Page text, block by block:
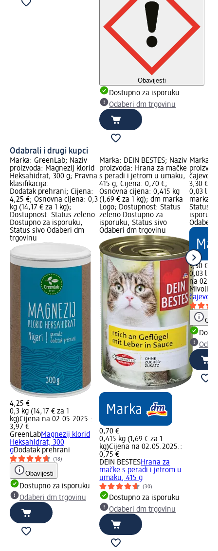
Obavijesti
Dostupno za isporuku
Odaberi dm trgovinu
Odabrali i drugi kupci
Marka: GreenLab; Naziv
proizvoda: Magnezij klorid
Heksahidrat, 300 g; Pravna
klasifikacija:
Dodatak prehrani; Cijena:
4,25 €; Osnovna cijena: 0,3
kg (14,17 € za 1 kg);
Dostupnost: Status zeleno
Dostupno za isporuku,
Status sivo Odaberi dm
trgovinu
4,25 €
0,3 kg (14,17 € za 1
kg)Cijena na 02.05.2025.:
3,97 €
GreenLabMagnezij klorid
Heksahidrat, 300
gDodatak prehrani
(18)
Obavijesti
Dostupno za isporuku
Odaberi dm trgovinu
Marka: DEIN BESTES; Naziv
proizvoda: Hrana za mačke
s peradi i jetrom u umaku,
415 g; Cijena: 0,70 €;
Osnovna cijena: 0,415 kg
(1,69 € za 1 kg); dm marka
Logo; Dostupnost: Status
zeleno Dostupno za
isporuku, Status sivo
Odaberi dm trgovinu
0,70 €
0,415 kg (1,69 € za 1
kg)Cijena na 02.05.2025.:
0,75 €
DEIN BESTESHrana za
mačke s peradi i jetrom u
umaku, 415 g
(30)
Dostupno za isporuku
Odaberi dm trgovinu
Marka:
čajevca,
3,30 €;
0,03 l
marka
Status
Odaberi
3,30 €
0,03 l
na
Mivolis
čajevca,